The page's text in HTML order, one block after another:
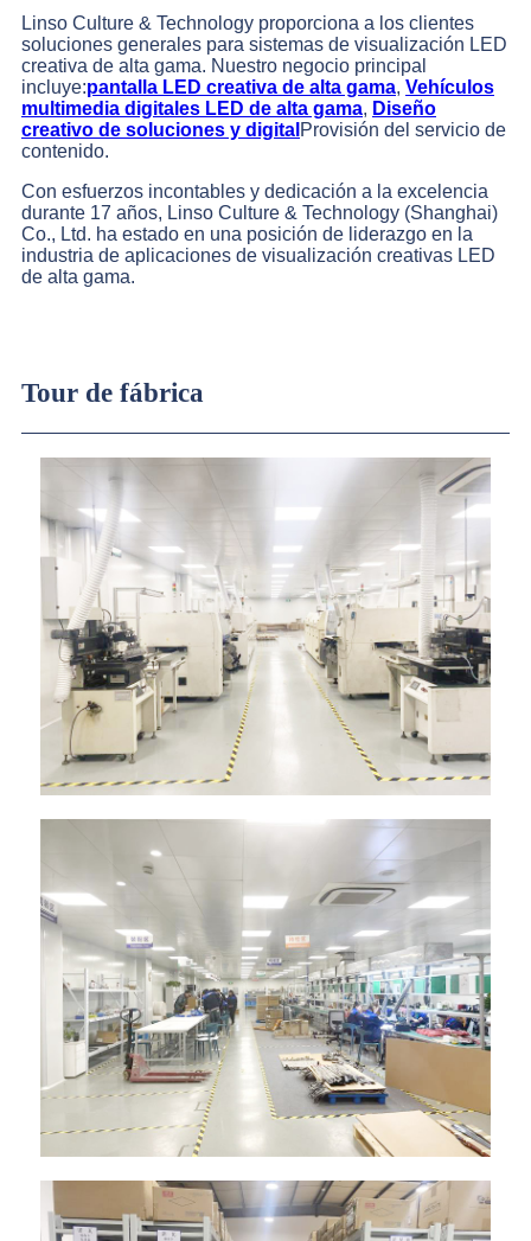
Linso Culture & Technology proporciona a los clientes
soluciones generales para sistemas de visualización LED
creativa de alta gama. Nuestro negocio principal
incluye:pantalla LED creativa de alta gama, Vehículos
multimedia digitales LED de alta gama, Diseño
creativo de soluciones y digital Provisión del servicio de
contenido.
Con esfuerzos incontables y dedicación a la excelencia
durante 17 años, Linso Culture & Technology (Shanghai)
Co., Ltd. ha estado en una posición de liderazgo en la
industria de aplicaciones de visualización creativas LED
de alta gama.
Tour de fábrica